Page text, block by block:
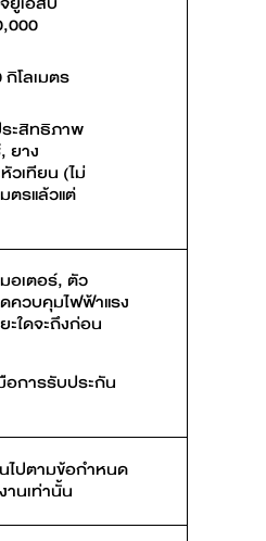
โลเมตร
ะสิทธิภาพ
ยาง
เทียน (ไม่
ตรแล้วแต่
อเตอร์, ตัว
ควบคุมไฟฟ้าแรง
ะใดจะถึงก่อน
อการรับประกัน
ไปตามข้อกำหนด
นเท่านั้น